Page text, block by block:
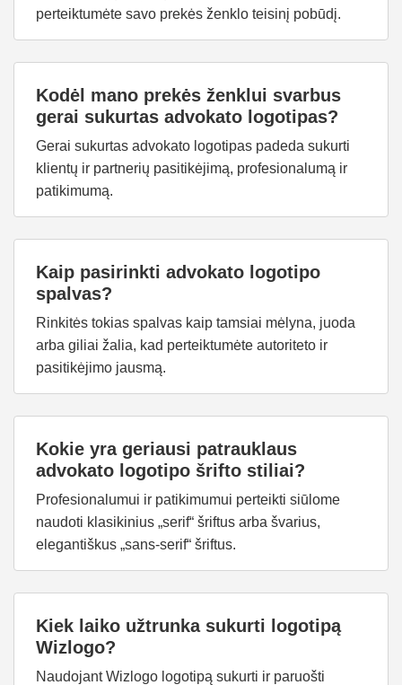
perteiktumėte savo prekės ženklo teisinį pobūdį.
Kodėl mano prekės ženklui svarbus
gerai sukurtas advokato logotipas?
Gerai sukurtas advokato logotipas padeda sukurti
klientų ir partnerių pasitikėjimą, profesionalumą ir
patikimumą.
Kaip pasirinkti advokato logotipo
spalvas?
Rinkitės tokias spalvas kaip tamsiai mėlyna, juoda
arba giliai žalia, kad perteiktumėte autoriteto ir
pasitikėjimo jausmą.
Kokie yra geriausi patrauklaus
advokato logotipo šrifto stiliai?
Profesionalumui ir patikimumui perteikti siūlome
naudoti klasikinius „serif“ šriftus arba švarius,
elegantiškus „sans-serif“ šriftus.
Kiek laiko užtrunka sukurti logotipą
Wizlogo?
Naudojant Wizlogo logotipą sukurti ir paruošti